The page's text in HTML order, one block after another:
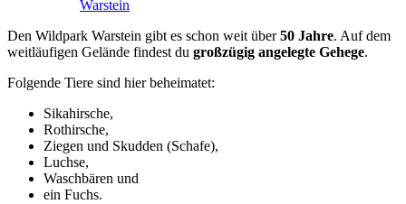
Den Wildpark Warstein gibt es schon weit über50 Jahre. Auf dem
weitläufigen Gelände findest du großzügig angelegte Gehege.
Folgende Tiere sind hier beheimatet:
Sikahirsche,
Rothirsche,
Ziegen und Skudden (Schafe),
Luchse,
Waschbären und
ein Fuchs.